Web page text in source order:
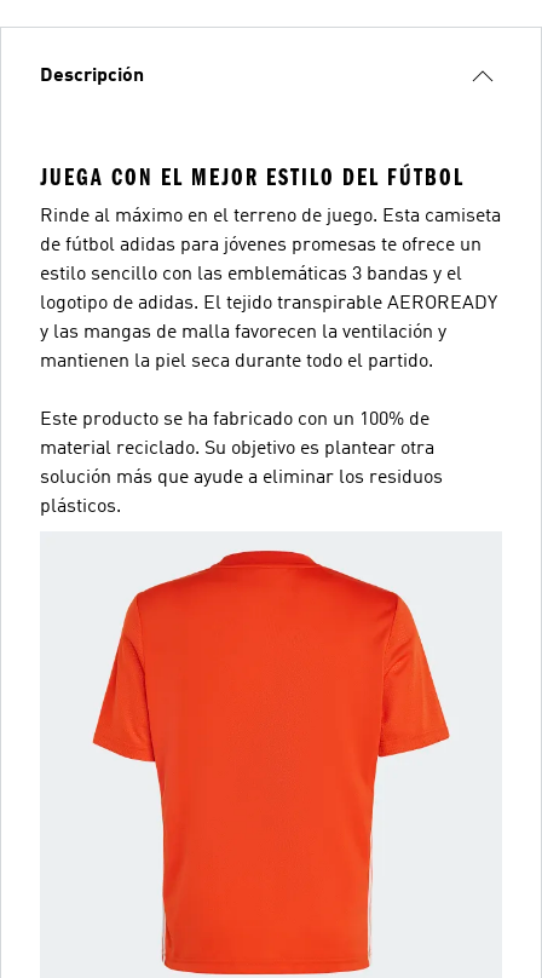
Descripción
JUEGA CON EL MEJOR ESTILO DEL FÚTBOL
Rinde al máximo en el terreno de juego. Esta camiseta
de fútbol adidas para jóvenes promesas te ofrece un
estilo sencillo con las emblemáticas 3 bandas y el
logotipo de adidas. El tejido transpirable AEROREADY
y las mangas de malla favorecen la ventilación y
mantienen la piel seca durante todo el partido.
Este producto se ha fabricado con un 100% de
material reciclado. Su objetivo es plantear otra
solución más que ayude a eliminar los residuos
plásticos.